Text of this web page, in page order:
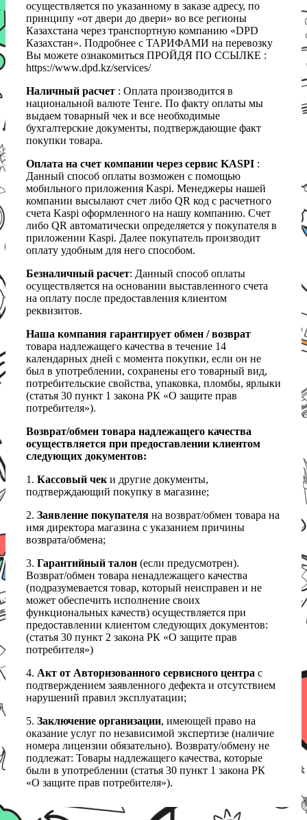
осуществляется по указанному в заказе адресу, по
принципу «от двери до двери» во все регионы
Казахстана через транспортную компанию «DPD
Казахстан». Подробнее с ТАРИФАМИ на перевозку
Вы можете ознакомиться ПРОЙДЯ ПО ССЫЛКЕ :
https://www.dpd.kz/services/
Наличный расчет : Оплата производится в
национальной валюте Тенге. По факту оплаты мы
выдаем товарный чек и все необходимые
бухгалтерские документы, подтверждающие факт
покупки товара.
Оплата на счет компании через сервис KASPI :
Данный способ оплаты возможен с помощью
мобильного приложения Kaspi. Менеджеры нашей
компании высылают счет либо QR код с расчетного
счета Kaspi оформленного на нашу компанию. Счет
либо QR автоматически определяется у покупателя в
приложении Kaspi. Далее покупатель производит
оплату удобным для него способом.
Безналичный расчет: Данный способ оплаты
осуществляется на основании выставленного счета
на оплату после предоставления клиентом
реквизитов.
Наша компания гарантирует обмен / возврат
товара надлежащего качества в течение 14
календарных дней с момента покупки, если он не
был в употреблении, сохранены его товарный вид,
потребительские свойства, упаковка, пломбы, ярлыки
(статья 30 пункт 1 закона РК «О защите прав
потребителя»).
Возврат/обмен товара надлежащего качества
осуществляется при предоставлении клиентом
следующих документов:
1. Кассовый чеки другие документы,
подтверждающий покупку в магазине;
2. Заявление покупателя на возврат/обмен товара на
имя директора магазина с указанием причины
возврата/обмена;
3. Гарантийный талон (если предусмотрен).
Возврат/обмен товара ненадлежащего качества
(подразумевается товар, который неисправен и не
может обеспечить исполнение своих
функциональных качеств) осуществляется при
предоставлении клиентом следующих документов:
(статья 30 пункт 2 закона РК «О защите прав
потребителя»)
4. Акт от Авторизованного сервисного центра с
подтверждением заявленного дефекта и отсутствием
нарушений правил эксплуатации;
5. Заключение организации, имеющей право на
оказание услуг по независимой экспертизе (наличие
номера лицензии обязательно). Возврату/обмену не
подлежат: Товары надлежащего качества, которые
были в употреблении (статья 30 пункт 1 закона РК
«О защите прав потребителя»).